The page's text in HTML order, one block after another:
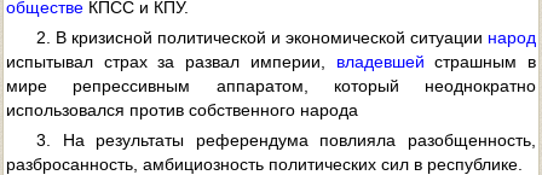
обществе КПСС и КПУ.
2. В кризисной политической и экономической ситуации народ
испытывал страх за развал империи, владевшей страшным в
мире репрессивным аппаратом, который неоднократно
использовался против собственного народа
3. На результаты референдума повлияла разобщенность,
разбросанность, амбициозность политических сил в республике.